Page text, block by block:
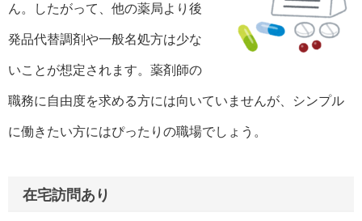
ん。したがって、他の薬局より後
発品代替調剤や一般名処方は少な
いことが想定されます。薬剤師の
職務に自由度を求める方には向いていませんが、シンプル
に働きたい方にはぴったりの職場でしょう。
在宅訪問あり